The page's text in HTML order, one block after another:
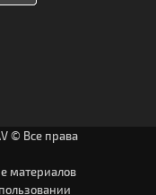
© Все права
материалов